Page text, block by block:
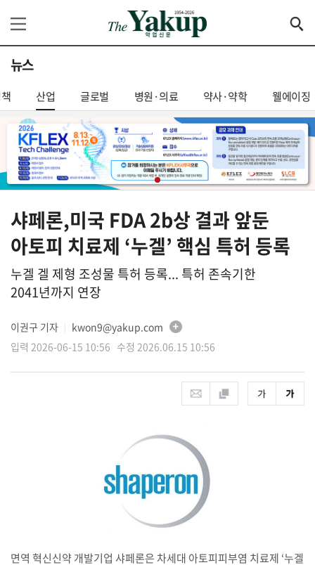
뉴스
산업 글로벌 병원·의료 약사·약학 웰에이징
샤페론,미국 FDA 2b상 결과 앞둔
아토피 치료제 ‘누겔’ 핵심 특허 등록
누겔 겔 제형 조성물 특허 등록... 특허 존속기한
2041년까지 연장
이권구 기자
kwon9@yakup.com
입력 2026-06-15 10:56 수정 2026.06.15 10:56
면역 혁신신약 개발기업 샤페론은 차세대 아토피피부염 치료제 ‘누겔